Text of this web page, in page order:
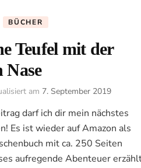
BÜCHER
Teufel mit der
Nase
am 7. September 2019
darf ich dir mein nächstes
Es ist wieder auf Amazon als
mit ca. 250 Seiten
aufregende Abenteuer